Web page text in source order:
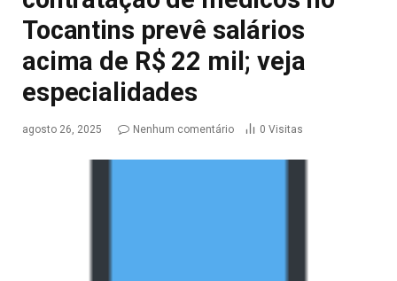
Tocantins prevê salários
acima de R$ 22 mil; veja
especialidades
agosto 26, 2025 Nenhum comentário 0 Visitas